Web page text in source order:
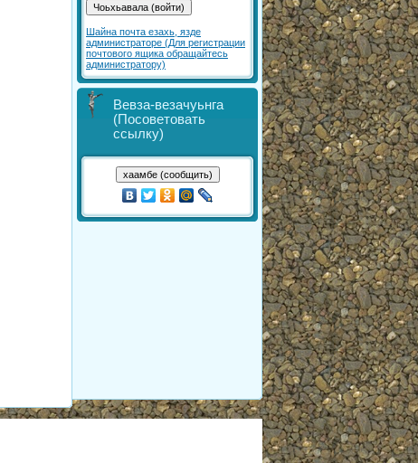
Шайна почта езахь, язде
администраторе (Для регистрации
почтового ящика обращайтесь
администратору)
Вевза-везачуьнга
(Посоветовать
ссылку)